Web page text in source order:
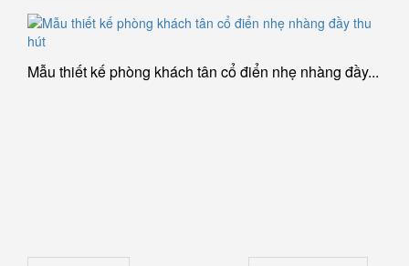
Mẫu thiết kế phòng khách tân cổ điển nhẹ nhàng đầy...